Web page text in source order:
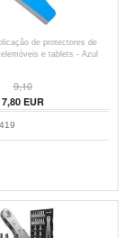
de protectores de
e tablets - Azul
9,10
7,80EUR